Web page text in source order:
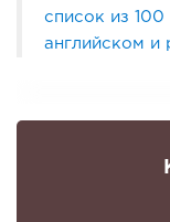
список из 100
английском и